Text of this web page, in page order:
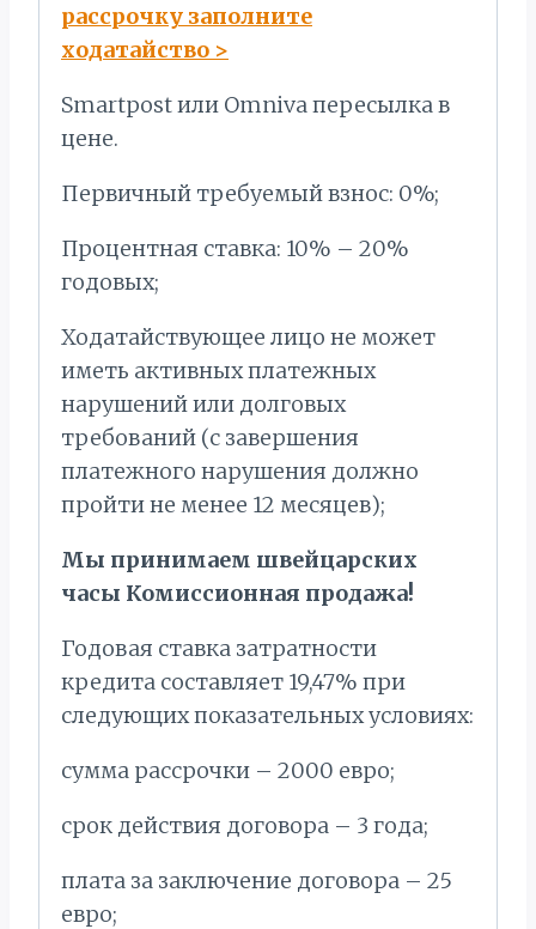
рассрочку заполните
ходатайство >
Smartpost или Omniva пересылка в
цене.
Первичный требуемый взнос: 0%;
Процентная ставка: 10% – 20%
годовых;
Ходатайствующее лицо не может
иметь активных платежных
нарушений или долговых
требований (с завершения
платежного нарушения должно
пройти не менее 12 месяцев);
Мы принимаем швейцарских
часы Комиссионная продажа!
Годовая ставка затратности
кредита составляет 19,47% при
следующих показательных условиях:
сумма рассрочки – 2000 евро;
срок действия договора – 3 года;
плата за заключение договора – 25
евро;